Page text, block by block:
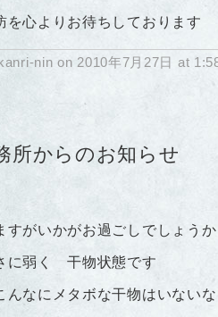
を心よりお待ちしております
nin on 2010年7月27日 at
所からのお知らせ
すがいかがお過ごしでしょうか
に弱く 干物状態です
なにメタボな干物はいない